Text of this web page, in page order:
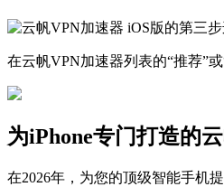
在云帆VPN加速器列表的“推荐”
为iPhone专门打造的
在2026年，为您的顶级智能手机